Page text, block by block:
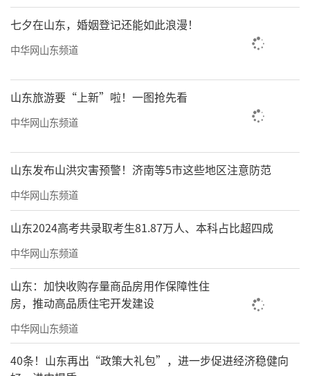
七夕在山东，婚姻登记还能如此浪漫！
中华网山东频道
山东旅游要“上新”啦！一图抢先看
中华网山东频道
山东发布山洪灾害预警！济南等5市这些地区注意防范
中华网山东频道
山东2024高考共录取考生81.87万人、本科占比超四成
中华网山东频道
山东：加快收购存量商品房用作保障性住
房，推动高品质住宅开发建设
中华网山东频道
40条！山东再出“政策大礼包”，进一步促进经济稳健向